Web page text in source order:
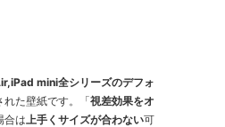
mini全シリーズのデフォ
れた壁紙です。「視差効果をオ
合は 上手くサイズが合わない可